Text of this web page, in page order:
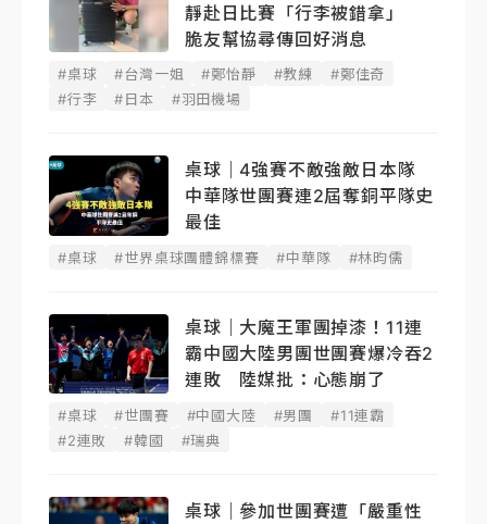
靜赴日比賽「行李被錯拿」
脆友幫協尋傳回好消息
#桌球 #台灣一姐 #鄭怡靜 #教練
#鄭佳奇
#行李
#日本 #羽田機場
桌球｜4強賽不敵強敵日本隊
中華隊世團賽連2屆奪銅平隊史
最佳
#桌球 #世界桌球團體錦標賽 #中華隊 #林昀儒
桌球｜大魔王軍團掉漆！11連
霸中國大陸男團世團賽爆冷吞2
連敗 陸媒批：心態崩了
#桌球 #世團賽 #中國大陸 #男團
#11連霸
#2連敗
#韓國 #瑞典
桌球｜參加世團賽遭「嚴重性